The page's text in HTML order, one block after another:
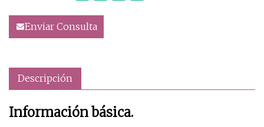
Enviar Consulta
Descripción
Información básica.